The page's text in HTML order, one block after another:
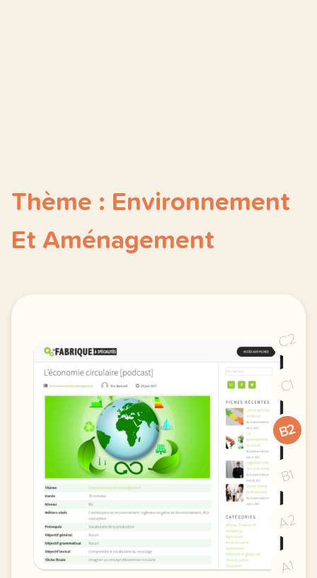
Thème : Environnement
Et Aménagement
C2
C1
B2
B1
A2
A1